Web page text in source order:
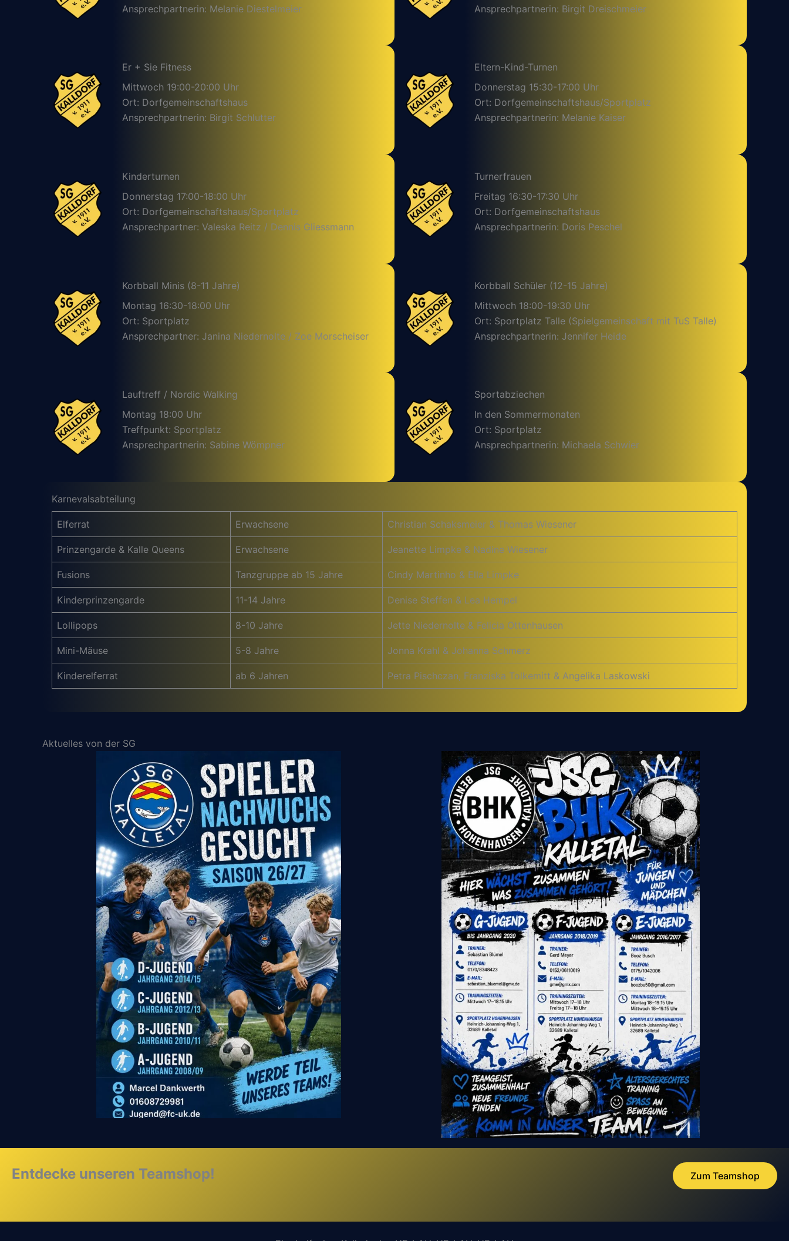
Ansprechpartnerin: Melanie Diestelmeier
Ansprechpartnerin: Birgit Dreischmeier
Er + Sie Fitness
Mittwoch 19:00-20:00 Uhr
Ort: Dorfgemeinschaftshaus
Ansprechpartnerin: Birgit Schlutter
Eltern-Kind-Turnen
Donnerstag 15:30-17:00 Uhr
Ort: Dorfgemeinschaftshaus/Sportplatz
Ansprechpartnerin: Melanie Kaiser
Kinderturnen
Donnerstag 17:00-18:00 Uhr
Ort: Dorfgemeinschaftshaus/Sportplatz
Ansprechpartner: Valeska Reitz / Dennis Gliessmann
Turnerfrauen
Freitag 16:30-17:30 Uhr
Ort: Dorfgemeinschaftshaus
Ansprechpartnerin: Doris Peschel
Korbball Minis (8-11 Jahre)
Montag 16:30-18:00 Uhr
Ort: Sportplatz
Ansprechpartner: Janina Niedernolte / Zoe Morscheiser
Korbball Schüler (12-15 Jahre)
Mittwoch 18:00-19:30 Uhr
Ort: Sportplatz Talle (Spielgemeinschaft mit TuS Talle)
Ansprechpartnerin: Jennifer Heide
Lauftreff / Nordic Walking
Montag 18:00 Uhr
Treffpunkt: Sportplatz
Ansprechpartnerin: Sabine Wömpner
Sportabziechen
In den Sommermonaten
Ort: Sportplatz
Ansprechpartnerin: Michaela Schwier
Karnevalsabteilung
Elferrat Erwachsene Christian Schaksmeier & Thomas Wiesener
Prinzengarde & Kalle Queens Erwachsene Jeanette Limpke & Nadine Wiesener
Fusions Tanzgruppe ab 15 Jahre Cindy Martinho & Ella Limpke
Kinderprinzengarde 11-14 Jahre Denise Steffen & Lea Hempel
Lollipops 8-10 Jahre Jette Niedernolte & Felicia Ottenhausen
Mini-Mäuse 5-8 Jahre Jonna Krahl & Johanna Schmerz
Kinderelferrat ab 6 Jahren Petra Pischczan, Franziska Tolkemitt & Angelika Laskowski
Aktuelles von der SG
Entdecke unseren Teamshop! Zum Teamshop